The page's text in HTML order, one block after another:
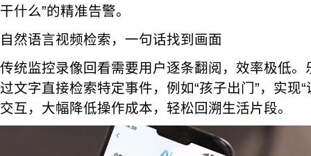
干什么”的精准告警。
自然语言视频检索，一句话找到画面
传统监控录像回看需要用户逐条翻阅，效率极低
过文字直接检索特定事件，例如“孩子出门”，实现
交互，大幅降低操作成本，轻松回溯生活片段。